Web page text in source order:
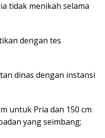
tidak menikah selama
dengan tes
dinas dengan instansi
untuk Pria dan 150 cm
yang seimbang;